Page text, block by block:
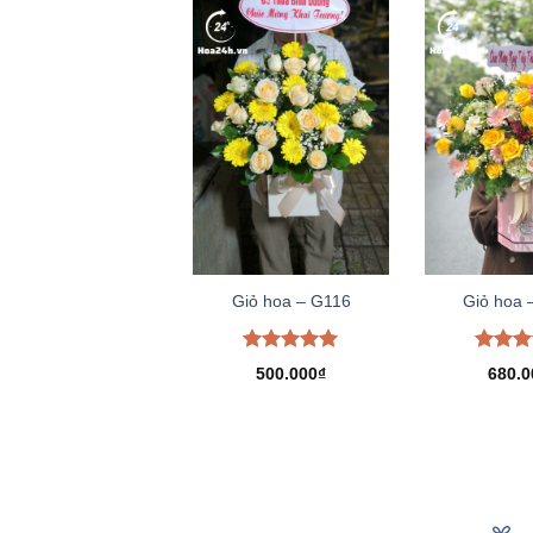
Giỏ hoa – G116
Được xếp
hạng5.00
500.000₫
Giỏ hoa
Được
hạng